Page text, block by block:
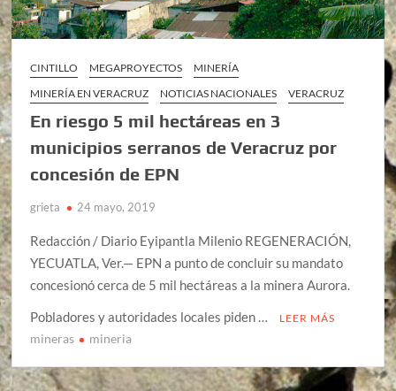
CINTILLO MEGAPROYECTOS
MINERÍA
MINERÍA EN VERACRUZ
NOTICIAS NACIONALES VERACRUZ
En riesgo 5 mil hectáreas en 3
municipios serranos de Veracruz por
concesión de EPN
grieta 24 mayo, 2019
Redacción / Diario Eyipantla Milenio REGENERACIÓN,
YECUATLA, Ver.— EPN a punto de concluir su mandato
concesionó cerca de 5 mil hectáreas a la minera Aurora.
Pobladores y autoridades locales piden …
LEER MÁS
mineras mineria